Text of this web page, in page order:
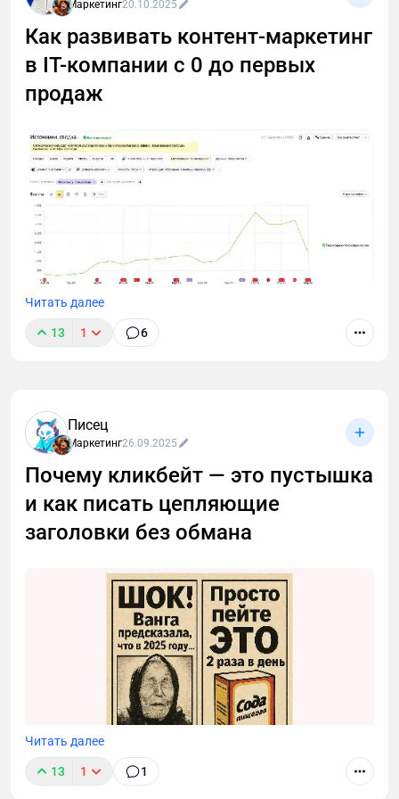
Маркетинг20.10.2025
Как развивать контент-маркетинг
в IT-компании с 0 до первых
продаж
Работая маркетологом в компании, которая
занималась IT-аутсорсом я начал строить
компании. В начале 2021 года была переписана
маркетинговая стратегия, в рамках которой было
принято решение развивать контент-маркетинг.
Читать далее
13 1 6
Писец
Маркетинг26.09.2025
Почему кликбейт — это пустышка
и как писать цепляющие
заголовки без обмана
Авторы хотят, чтобы их статью заметили, и ради
Читать далее
13 1 1